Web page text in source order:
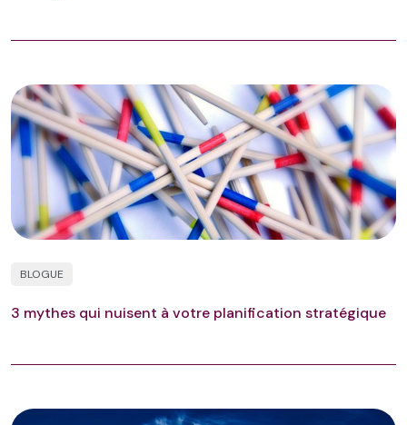
BLOGUE
3 mythes qui nuisent à votre planification stratégique